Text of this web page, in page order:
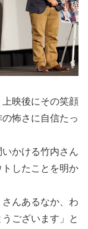
映後にその笑顔
怖さに自信たっ
いかける竹内さん
したことを明か
さんあるなか、わ
ございます」と